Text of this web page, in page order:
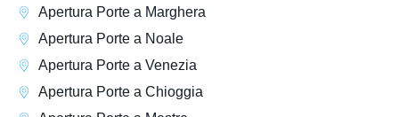
Apertura Porte a Marghera
Apertura Porte a Noale
Apertura Porte a Venezia
Apertura Porte a Chioggia